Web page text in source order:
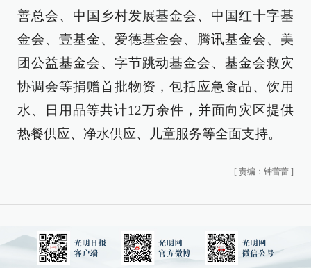
善总会、中国乡村发展基金会、中国红十字基
金会、壹基金、爱德基金会、腾讯基金会、美
团公益基金会、字节跳动基金会、基金会救灾
协调会等捐赠首批物资，包括应急食品、饮用
水、日用品等共计12万余件，并面向灾区提供
热餐供应、净水供应、儿童服务等全面支持。
[ 责编：钟蕾蕾 ]